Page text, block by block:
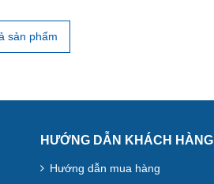
sản phẩm
HƯỚNG DẪN KHÁCH HÀNG
Hướng dẫn mua hàng